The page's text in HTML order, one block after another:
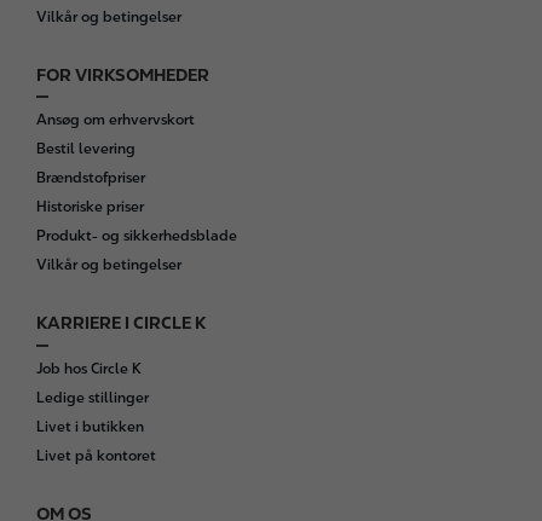
Vilkår og betingelser
FOR VIRKSOMHEDER
Ansøg om erhvervskort
Bestil levering
Brændstofpriser
Historiske priser
Produkt- og sikkerhedsblade
Vilkår og betingelser
KARRIERE I CIRCLE K
Job hos Circle K
Ledige stillinger
Livet i butikken
Livet på kontoret
OM OS